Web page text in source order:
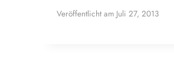
Veröffentlicht am Juli 27, 2013